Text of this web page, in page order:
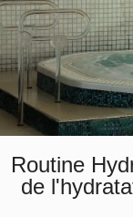
Routine
de